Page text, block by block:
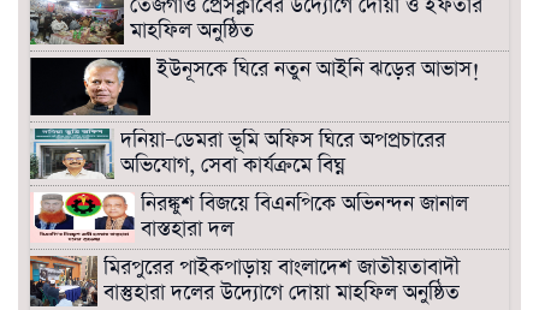
তেজগাঁও প্রেসক্লাবের উদ্যোগে দোয়া ও ইফতার
মাহফিল অনুষ্ঠিত
ইউনূসকে ঘিরে নতুন আইনি ঝড়ের আভাস!
দনিয়া–ডেমরা ভূমি অফিস ঘিরে অপপ্রচারের
অভিযোগ, সেবা কার্যক্রমে বিঘ্ন
নিরঙ্কুশ বিজয়ে বিএনপিকে অভিনন্দন জানাল
বাস্তহারা দল
মিরপুরের পাইকপাড়ায় বাংলাদেশ জাতীয়তাবাদী
বাস্তুহারা দলের উদ্যোগে দোয়া মাহফিল অনুষ্ঠিত